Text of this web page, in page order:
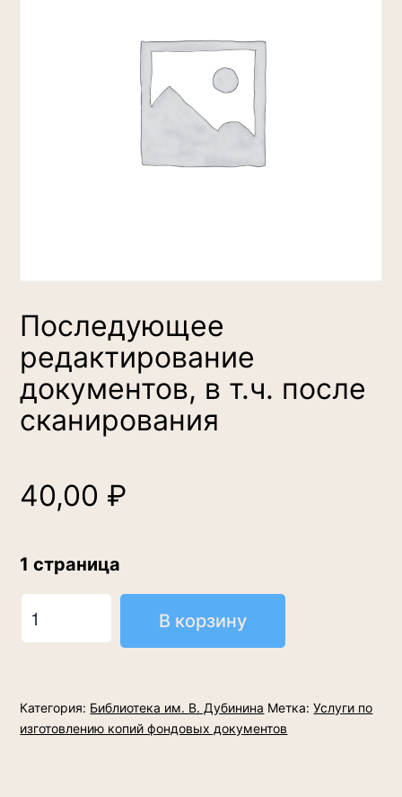
Последующее
редактирование
документов, в т.ч. после
сканирования
40,00 ₽
1 страница
документов,
в
В корзину
Категория: Библиотека им. В. Дубинина Метка:Услуги по
изготовлению копий фондовых документов